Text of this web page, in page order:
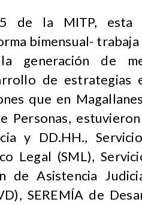
de la MITP, esta
bimensual- trabaja
generación de
de estrategias
que en
Personas,
y DD.HH.,
Legal (SML),
de Asistencia
SEREMÍA de